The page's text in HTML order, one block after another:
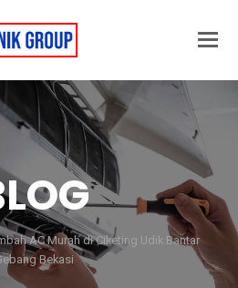
AC Murah di Ciketing Udik Bantar
Bekasi